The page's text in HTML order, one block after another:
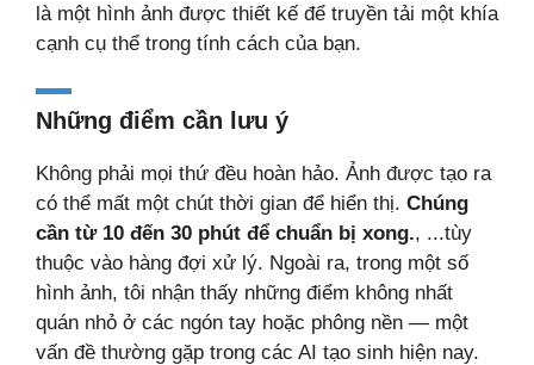
là một hình ảnh được thiết kế để truyền tải một khía
cạnh cụ thể trong tính cách của bạn.
Những điểm cần lưu ý
Không phải mọi thứ đều hoàn hảo. Ảnh được tạo ra
có thể mất một chút thời gian để hiển thị. Chúng
cần từ 10 đến 30 phút để chuẩn bị xong., ...tùy
thuộc vào hàng đợi xử lý. Ngoài ra, trong một số
hình ảnh, tôi nhận thấy những điểm không nhất
quán nhỏ ở các ngón tay hoặc phông nền — một
vấn đề thường gặp trong các AI tạo sinh hiện nay.